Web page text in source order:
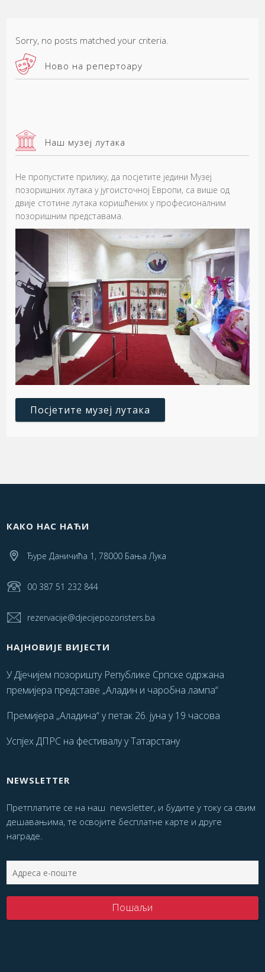
Sorry, no posts matched your criteria.
Ново на репертоару
Наш музеј лутака
Не пропустите прилику, да посјетите једини Музеј
позоришних лутака у југоисточној Европи, са више од
двије стотине лутака коришћених у професионалним
позоришним представама.
Посјетите музеј лутака
КАКО НАС НАЋИ
Ђуре Даничића 1, 78000 Бања Лука
00 387 51 232 844
rezervacije@djecijepozoristers.ba
НАЈНОВИЈЕ ВИЈЕСТИ
У Дјечијем позоришту Републике Српске одржана
премијера представе „Аладин и чаробна лампа“
Премијера „Аладина“ у петак 26. јуна у 19 часова
Успјех ДПРС на фестивалу у Татарстану
NEWSLETTER
Претплатите се на наш newsletter, и будите у току са свим
дешавањима, те освојите бесплатне карте и друге
награде.